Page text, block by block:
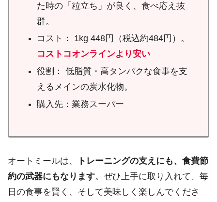
た時の「粒立ち」が良く、食べ応え抜
群。
コスト： 1kg 448円（税込約484円）。
コストコオンラインより安い
役割： 低脂質・高タンパクな食事を支
えるメインの炭水化物。
購入先：業務スーパー
オートミールは、
トレーニングの支えにも、食費節
約の武器にもなります。ぜひ上手に取り入れて、毎
日の食事を賢く、そして美味しく楽しんでくださ